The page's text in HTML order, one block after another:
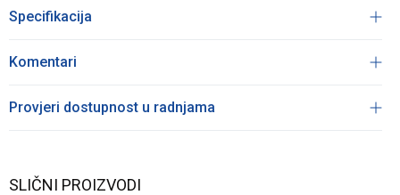
Specifikacija
Komentari
Provjeri dostupnost u radnjama
SLIČNI PROIZVODI